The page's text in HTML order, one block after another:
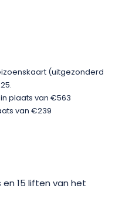
Boek dan
(uitgezonderd
plaats van €563
van €239
15 liften van het